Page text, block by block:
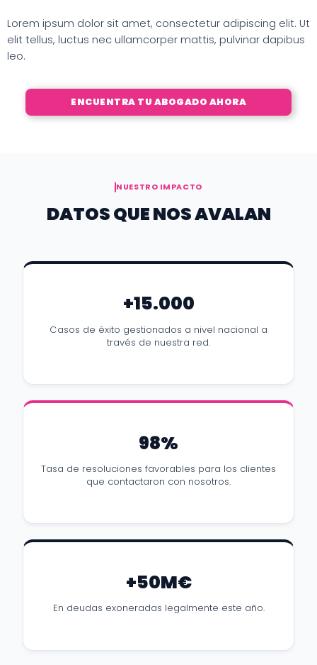
Lorem ipsum dolor sit amet, consectetur adipiscing elit. Ut
elit tellus, luctus nec ullamcorper mattis, pulvinar dapibus
leo.
ENCUENTRA TU ABOGADO AHORA
NUESTRO IMPACTO
DATOS QUE NOS AVALAN
+15.000
Casos de éxito gestionados a nivel nacional a
través de nuestra red.
98%
Tasa de resoluciones favorables para los clientes
que contactaron con nosotros.
+50M€
En deudas exoneradas legalmente este año.